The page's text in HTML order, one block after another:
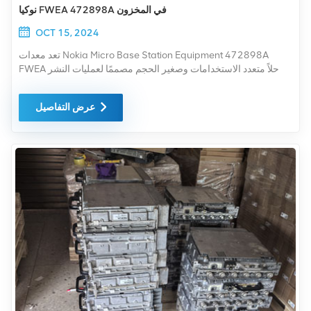
نوكيا FWEA 472898A في المخزون
OCT 15, 2024
تعد معدات Nokia Micro Base Station Equipment 472898A
FWEA حلاً متعدد الاستخدامات وصغير الحجم مصممًا لعمليات النشر
التي قد لا تكون فيها محطات قاعدة الماكرو التقليدية مناسبة أو مجدية.
تشتهر معدات NOKIA FWEA بمرونتها وقابلية التوسع، مما يجعلها
مثالية لسيناريوهات النشر المختلفة، مثل الأماكن العامة والمؤسسات
عرض التفاصيل